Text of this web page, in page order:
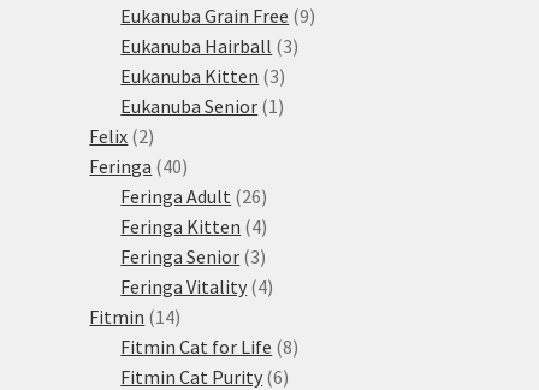
produktů
Eukanuba Grain Free 99
Eukanuba Hairball 33
Eukanuba Kitten 33
produkty
Eukanuba Senior 1 1
Felix 22
produkty
Feringa 4040
produktů
Feringa Adult 2626
produktů
Feringa Kitten 44
produkty
Feringa Senior 33
produkty
Feringa Vitality 44
Fitmin 1414
produktů
Fitmin Cat for Life 88
Fitmin Cat Purity 66